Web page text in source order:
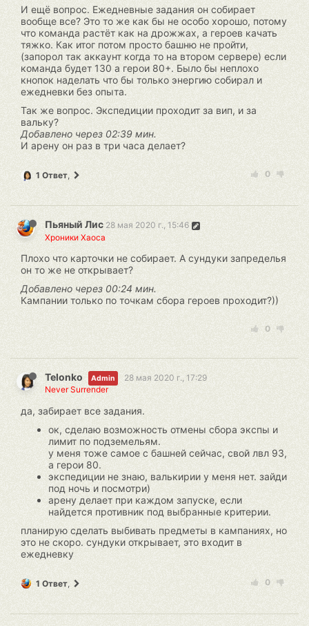
И ещё вопрос. Ежедневные задания он собирает
вообще все? Это то же как бы не особо хорошо, потому
что команда растёт как на дрожжах, а героев качать
тяжко. Как итог потом просто башню не пройти,
(запорол так аккаунт когда то на втором сервере) если
команда будет 130 а герои 80+. Было бы неплохо
кнопок наделать что бы только энергию собирал и
ежедневки без опыта.
Так же вопрос. Экспедиции проходит за вип, и за
вальку?
Добавлено через 02:39 мин.
И арену он раз в три часа делает?
0
1 Ответ,
Пьяный Лис 28 мая 2020 г., 15:46
Хроники Хаоса
Плохо что карточки не собирает. А сундуки запределья
он то же не открывает?
Добавлено через 00:24 мин.
Кампании только по точкам сбора героев проходит?))
0
Telonko Admin
28 мая 2020 г., 17:29
Never Surrender
да, забирает все задания.
ок, сделаю возможность отмены сбора экспы и
лимит по подземельям.
у меня тоже самое с башней сейчас, свой лвл 93,
а герои 80.
экспедиции не знаю, валькирии у меня нет. зайди
под ночь и посмотри)
арену делает при каждом запуске, если
найдется противник под выбранные критерии.
планирую сделать выбивать предметы в кампаниях, но
это не скоро. сундуки открывает, это входит в
ежедневку
0
1 Ответ,